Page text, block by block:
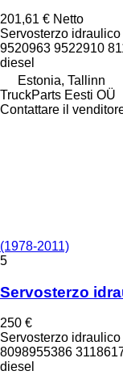
201,61 € Netto
Servosterzo idraulico
9520963 9522910
diesel
Estonia, Tallinn
TruckParts Eesti OÜ
Contattare il
(1978-2011)
5
Servosterzo
250 €
Servosterzo idraulico
8098955386
diesel